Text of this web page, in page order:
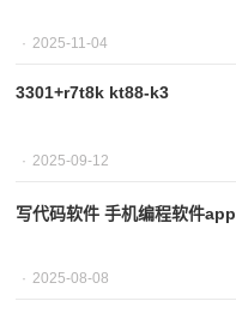
2025-11-04
3301+r7t8k kt88-k3
2025-09-12
写代码软件 手机编程软件app
2025-08-08